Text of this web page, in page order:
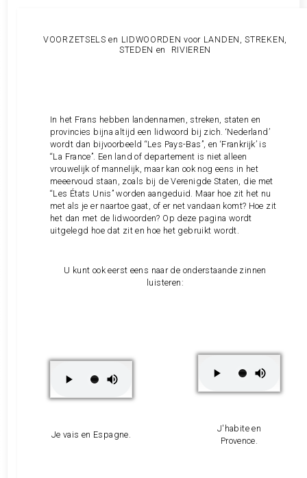
VOORZETSELS en LIDWOORDEN voor LANDEN, STREKEN,
STEDEN en RIVIEREN
In het Frans hebben landennamen, streken, staten en
provincies bijna altijd een lidwoord bij zich. ‘Nederland’
wordt dan bijvoorbeeld “Les Pays-Bas”, en ‘Frankrijk’ is
“La France”. Een land of departement is niet alleen
vrouwelijk of mannelijk, maar kan ook nog eens in het
meeervoud staan, zoals bij de Verenigde Staten, die met
“Les États Unis” worden aangeduid. Maar hoe zit het nu
met als je er naartoe gaat, of er net vandaan komt? Hoe zit
het dan met de lidwoorden? Op deze pagina wordt
uitgelegd hoe dat zit en hoe het gebruikt wordt.
U kunt ook eerst eens naar de onderstaande zinnen
luisteren:
Je vais en Espagne.
J'habite en
Provence.